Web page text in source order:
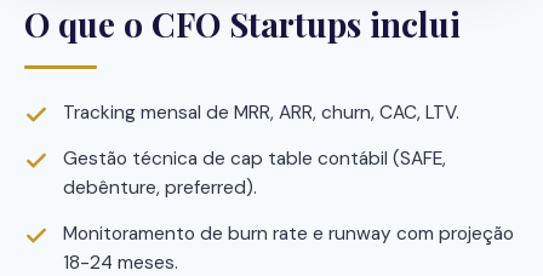
O que o CFO Startups inclui
Tracking mensal de MRR, ARR, churn, CAC, LTV.
Gestão técnica de cap table contábil (SAFE,
debênture, preferred).
Monitoramento de burn rate e runway com projeção
18-24 meses.